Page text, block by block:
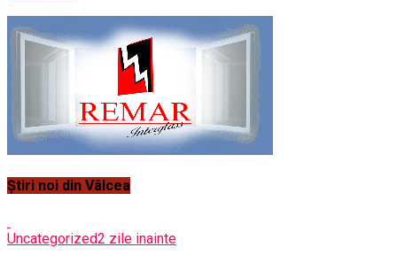
Știri noi din Vâlcea
Uncategorized2 zile inainte